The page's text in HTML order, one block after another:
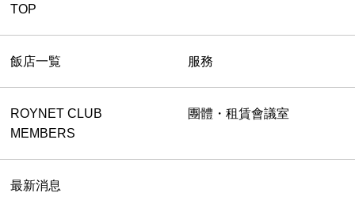
TOP
飯店一覧 服務
ROYNET CLUB
MEMBERS
團體・租賃會議室
最新消息